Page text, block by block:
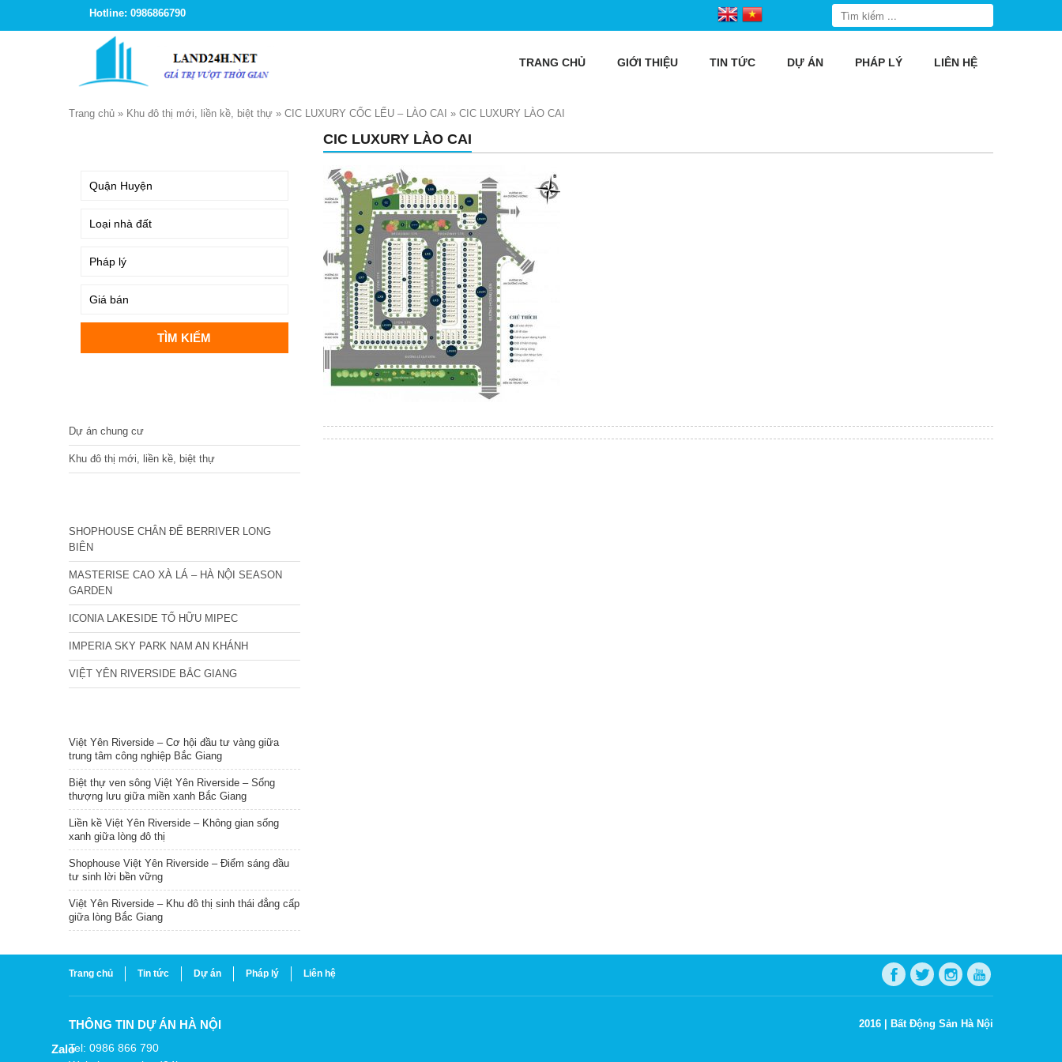
Hotline: 0986866790
TRANG CHỦ GIỚI THIỆU TIN TỨC DỰ ÁN PHÁP LÝ LIÊN HỆ
Trang chủ » Khu đô thị mới, liền kề, biệt thự » CIC LUXURY CỐC LẾU – LÀO CAI » CIC LUXURY LÀO CAI
CIC LUXURY LÀO CAI
Dự án chung cư
Khu đô thị mới, liền kề, biệt thự
SHOPHOUSE CHÂN ĐẾ BERRIVER LONG
BIÊN
MASTERISE CAO XÀ LÁ – HÀ NỘI SEASON
GARDEN
ICONIA LAKESIDE TỐ HỮU MIPEC
IMPERIA SKY PARK NAM AN KHÁNH
VIỆT YÊN RIVERSIDE BẮC GIANG
Việt Yên Riverside – Cơ hội đầu tư vàng giữa
trung tâm công nghiệp Bắc Giang
Biệt thự ven sông Việt Yên Riverside – Sống
thượng lưu giữa miền xanh Bắc Giang
Liền kề Việt Yên Riverside – Không gian sống
xanh giữa lòng đô thị
Shophouse Việt Yên Riverside – Điểm sáng đầu
tư sinh lời bền vững
Việt Yên Riverside – Khu đô thị sinh thái đẳng cấp
giữa lòng Bắc Giang
Trang chủ Tin tức Dự án Pháp lý Liên hệ
THÔNG TIN DỰ ÁN HÀ NỘI
Tel: 0986 866 790
2016 | Bất Động Sản Hà Nội
Zalo